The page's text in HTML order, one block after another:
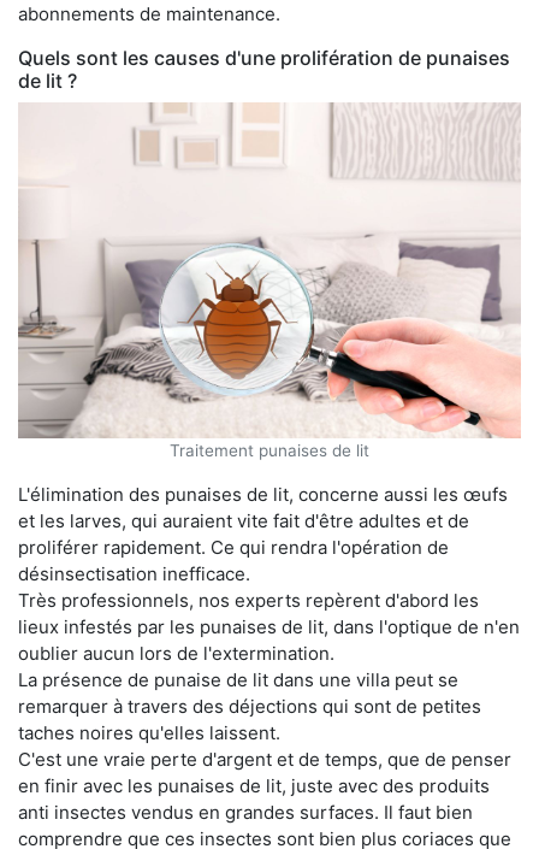
abonnements de maintenance.
Quels sont les causes d'une prolifération de punaises
de lit ?
Traitement punaises de lit
L'élimination des punaises de lit, concerne aussi les œufs
et les larves, qui auraient vite fait d'être adultes et de
proliférer rapidement. Ce qui rendra l'opération de
désinsectisation inefficace.
Très professionnels, nos experts repèrent d'abord les
lieux infestés par les punaises de lit, dans l'optique de n'en
oublier aucun lors de l'extermination.
La présence de punaise de lit dans une villa peut se
remarquer à travers des déjections qui sont de petites
taches noires qu'elles laissent.
C'est une vraie perte d'argent et de temps, que de penser
en finir avec les punaises de lit, juste avec des produits
anti insectes vendus en grandes surfaces. Il faut bien
comprendre que ces insectes sont bien plus coriaces que